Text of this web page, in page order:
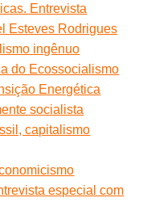
Entrevista
Esteves Rodrigues
ingênuo
do Ecossocialismo
Energética
socialista
capitalismo
especial com